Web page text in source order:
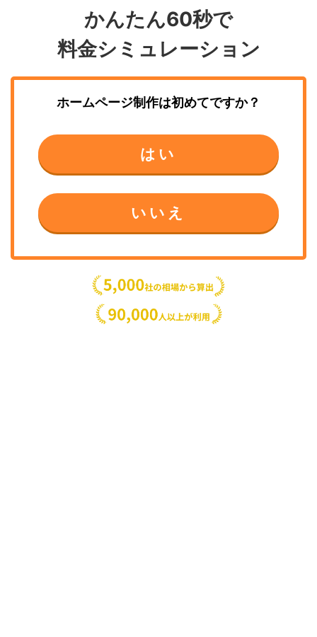
かんたん60秒で
料金シミュレーション
ホームページ制作は初めてですか？
はい
いいえ